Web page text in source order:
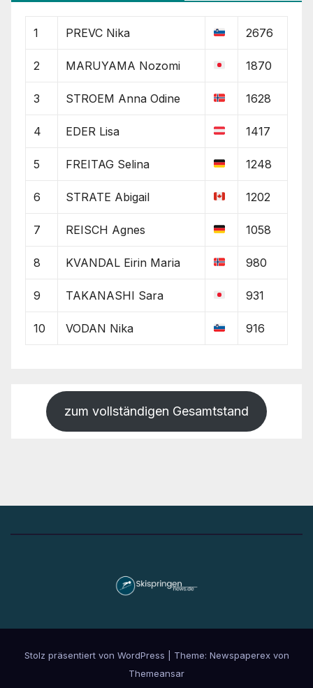
1 PREVC Nika 2676
2 MARUYAMA Nozomi 1870
3 STROEM Anna Odine 1628
4 EDER Lisa 1417
5 FREITAG Selina 1248
6 STRATE Abigail 1202
7 REISCH Agnes 1058
8 KVANDAL Eirin Maria 980
9 TAKANASHI Sara 931
10 VODAN Nika 916
zum vollständigen Gesamtstand
Stolz präsentiert von WordPress
Theme: Newspaperex von
Themeansar